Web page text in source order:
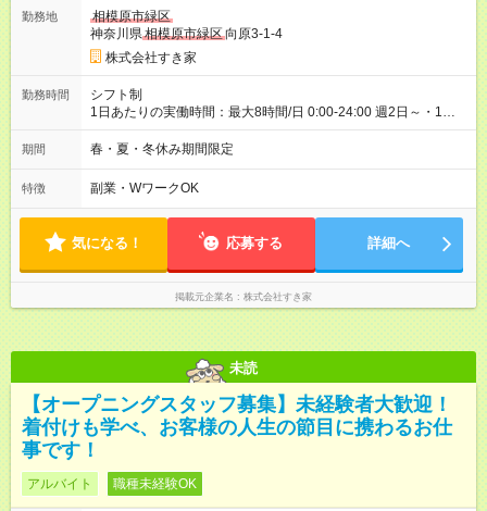
30日（※条件変更なし）ですが、切り上げで一ヶ月とさせてい
ただきます。 研修制度あり：15時間(研修中も同時給）
勤務地
相模原市緑区
神奈川県相模原市緑区向原3-1-4
株式会社すき家
勤務時間
シフト制
1日あたりの実働時間：最大8時間/日 0:00-24:00 週2日～・1日
2h～OK ＜シフト例＞ 〇朝帯 5:00-9:00 〇昼帯 9:00-14:00 〇午
後帯 14:00-18:00 〇夜帯 18:00-22:00 〇深夜帯 22:00-翌5:00 基
ます♪
期間 春・夏・冬休み期間限定
特徴 副業・WワークOK
気になる！ 応募する 詳細へ
掲載元企業名 株式会社すき家
未読
【オープニングスタッフ募集】未経験者大歓迎！
着付けも学べ、お客様の人生の節目に携わるお仕
事です！
アルバイト 職種未経験OK